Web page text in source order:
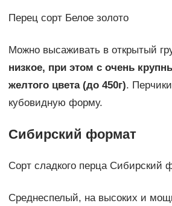
Перец сорт Белое золото
Можно высаживать в открытый
низкое, при этом с очень
желтого цвета (до 450г).
кубовидную форму.
Сибирский формат
Сорт сладкого перца Сибирский
Среднеспелый, на высоких и